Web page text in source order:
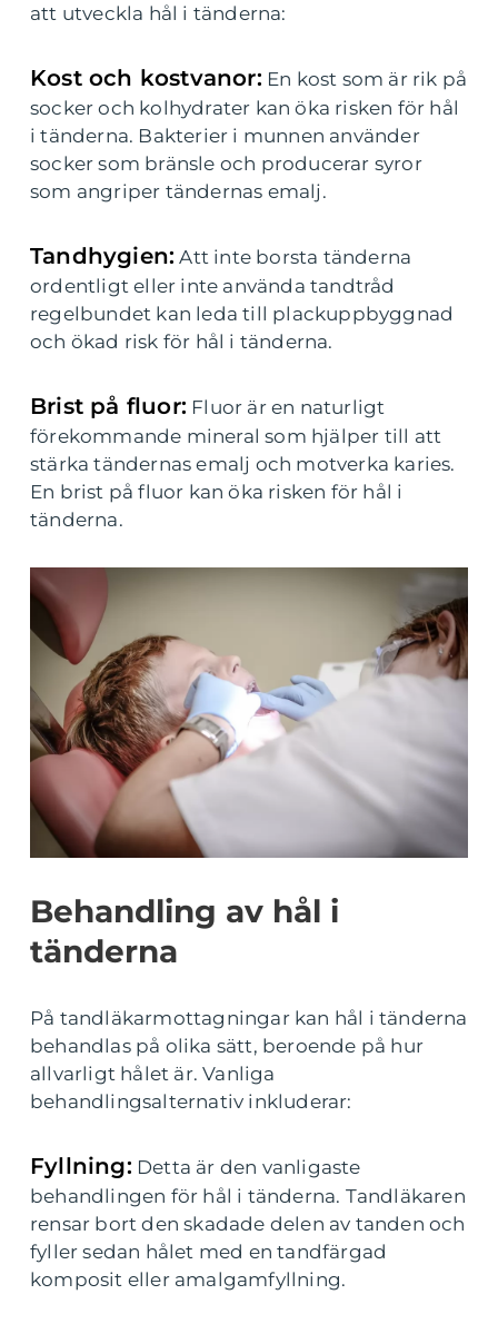
att utveckla hål i tänderna:
Kost och kostvanor: En kost som är rik på
socker och kolhydrater kan öka risken för hål
i tänderna. Bakterier i munnen använder
socker som bränsle och producerar syror
som angriper tändernas emalj.
Tandhygien: Att inte borsta tänderna
ordentligt eller inte använda tandtråd
regelbundet kan leda till plackuppbyggnad
och ökad risk för hål i tänderna.
Brist på fluor: Fluor är en naturligt
förekommande mineral som hjälper till att
stärka tändernas emalj och motverka karies.
En brist på fluor kan öka risken för hål i
tänderna.
Behandling av hål i
tänderna
På tandläkarmottagningar kan hål i tänderna
behandlas på olika sätt, beroende på hur
allvarligt hålet är. Vanliga
behandlingsalternativ inkluderar:
Fyllning: Detta är den vanligaste
behandlingen för hål i tänderna. Tandläkaren
rensar bort den skadade delen av tanden och
fyller sedan hålet med en tandfärgad
komposit eller amalgamfyllning.